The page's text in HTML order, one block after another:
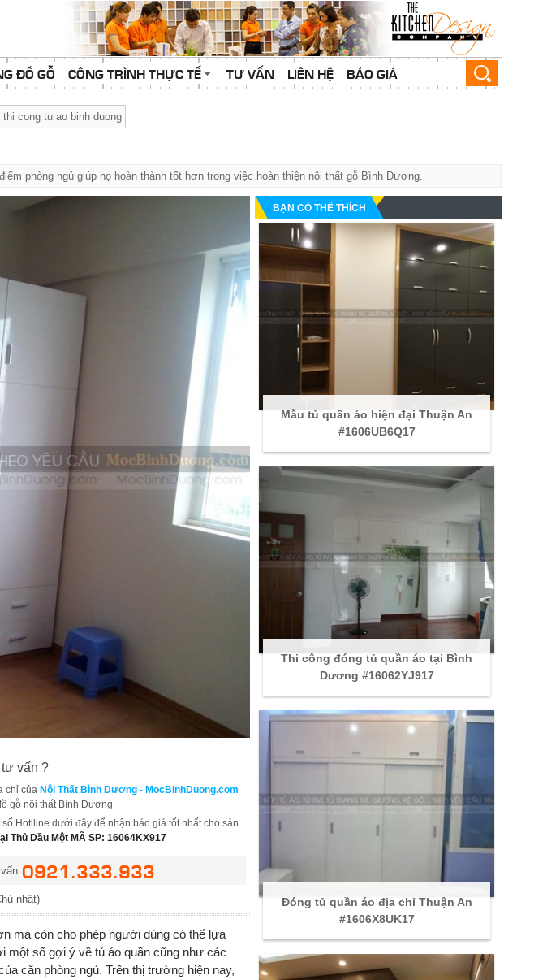
ĐỒ GỖ CÔNG TRÌNH THỰC TẾ TƯ VẤN LIÊN HỆ BÁO GIÁ
thi cong tu ao binh duong
phòng ngủ giúp họ hoàn thành tốt hơn trong việc hoàn thiện nội thất gỗ Bình Dương.
vấn ?
chỉ của Nội Thất Bình Dương - MocBinhDuong.com
gỗ nội thất Bình Dương
Hotlline dưới đây để nhận báo giá tốt nhất cho sản
Thủ Dầu Một MÃ SP: 16064KX917
0921.333.933
nhật)
mà còn cho phép người dùng có thể lựa
một số gợi ý về tủ áo quần cũng như các
căn phòng ngủ. Trên thị trường hiện nay,
BẠN CÓ THỂ THÍCH
Mẫu tủ quần áo hiện đại Thuận An
#1606UB6Q17
Thi công đóng tủ quần áo tại Bình
Dương #16062YJ917
Đóng tủ quần áo địa chỉ Thuận An
#1606X8UK17